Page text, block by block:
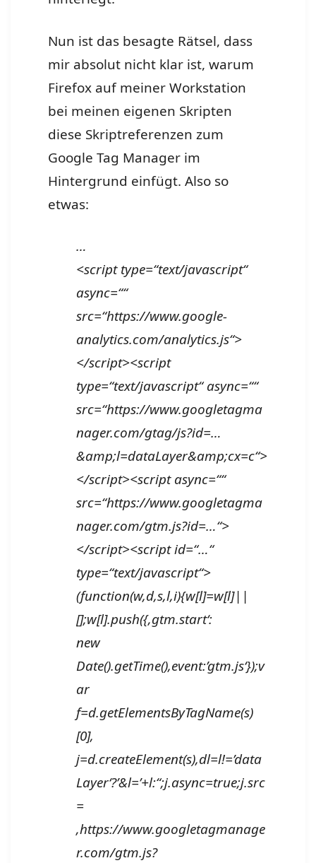
Nun ist das besagte Rätsel, dass
mir absolut nicht klar ist, warum
Firefox auf meiner Workstation
bei meinen eigenen Skripten
diese Skriptreferenzen zum
Google Tag Manager im
Hintergrund einfügt. Also so
etwas:
…
<script type=“text/javascript“
async=““
src=“https://www.google-
analytics.com/analytics.js“>
</script><script
type=“text/javascript“ async=““
src=“https://www.googletagma
nager.com/gtag/js?id=…
&amp;l=dataLayer&amp;cx=c“>
</script><script async=““
src=“https://www.googletagma
nager.com/gtm.js?id=…“>
</script><script id=“…“
type=“text/javascript“>
(function(w,d,s,l,i){w[l]=w[l]||
[];w[l].push({‚gtm.start‘:
new
Date().getTime(),event:’gtm.js‘});v
ar
f=d.getElementsByTagName(s)
[0],
j=d.createElement(s),dl=l!=’data
Layer‘?’&l=’+l:“;j.async=true;j.src
=
‚https://www.googletagmanage
r.com/gtm.js?